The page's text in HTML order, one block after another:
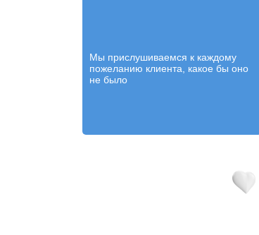
Мы прислушиваемся к каждому
пожеланию клиента, какое бы оно
не было